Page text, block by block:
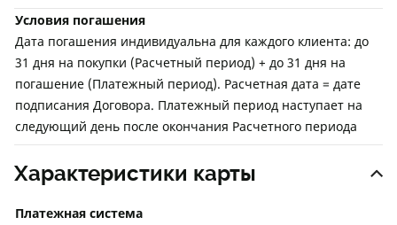
Условия погашения
Дата погашения индивидуальна для каждого клиента: до
31 дня на покупки (Расчетный период) + до 31 дня на
погашение (Платежный период). Расчетная дата = дате
подписания Договора. Платежный период наступает на
следующий день после окончания Расчетного периода
Характеристики карты
Платежная система